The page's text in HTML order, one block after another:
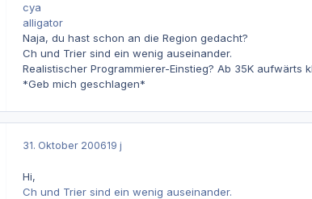
cya
alligator
Naja, du hast schon an die Region gedacht?
Ch und Trier sind ein wenig auseinander.
Realistischer Programmierer-Einstieg? Ab 35K aufwärts
*Geb mich geschlagen*
31. Oktober 200619 j
Hi,
Ch und Trier sind ein wenig auseinander.